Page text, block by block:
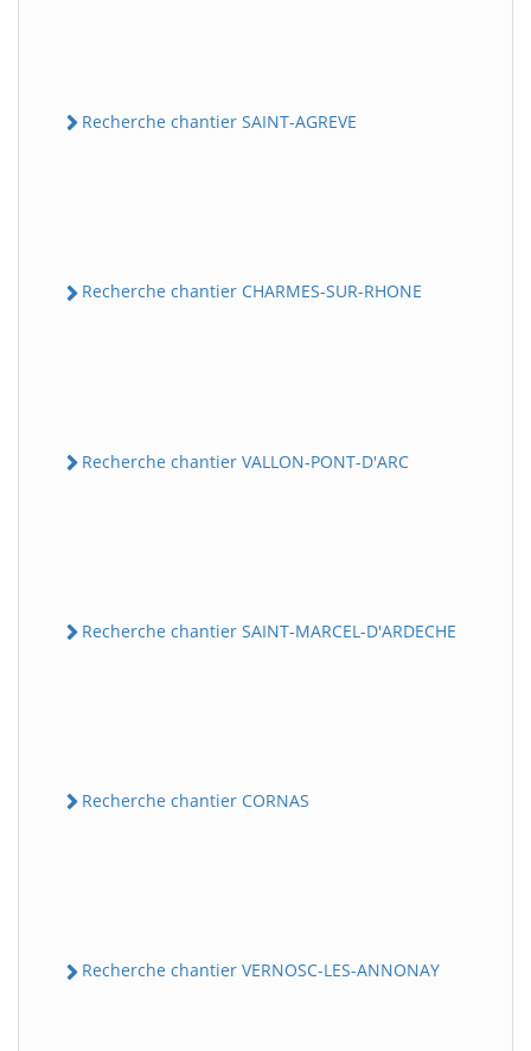
Recherche chantier SAINT-AGREVE
Recherche chantier CHARMES-SUR-RHONE
Recherche chantier VALLON-PONT-D'ARC
Recherche chantier SAINT-MARCEL-D'ARDECHE
Recherche chantier CORNAS
Recherche chantier VERNOSC-LES-ANNONAY